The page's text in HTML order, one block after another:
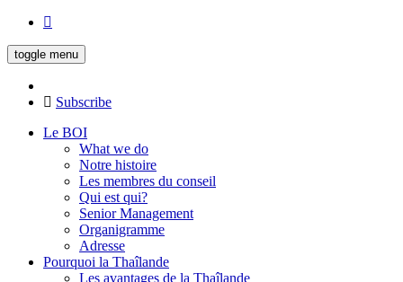
toggle menu
Subscribe
Le BOI
What we do
Notre histoire
Les membres du conseil
Qui est qui?
Senior Management
Organigramme
Adresse
Pourquoi la Thaîlande
Les avantages de la Thaîlande